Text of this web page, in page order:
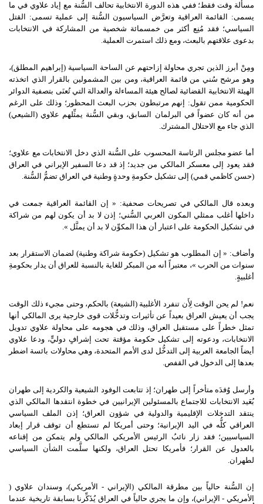
مسألة وقت فقط؛ ففي هذه الدورة الانتخابية تحالف السُّنة مع إياد علاوي في ما
يسمى: القائمة العراقية وتعرَّض السياسيون السُّنة إلى عملية تسمى: القتل
السياسي؛ فقد مُنِع أكثر من خمسمائة شخصية من المشاركة في الانتخابات
بدعوى علاقتهم بالبعث، ومع ذلك استمرت العملية.
ومِنْ أبرز الذين تجري محاولة إزاحتهم عن الساحة السياسية (إبراهيم المطلق)،
وهو مرشح سُني من قائمة العراقية، ومن بين المشمولين بالقرار الذي اتخذته
الهيئة الانتخابية القضائية لصالح هيئة المساءلة والعدالة التي تُعنَى بتصفية الدوائر
الحكومية ممن تقول: إنهم مرتبطون بحزب البعث المحظور؛ وذلك على الرغم
من أنه كان عضواً في البرلمان السابق، وبقي السُّنة يمثِّلهم علاوي (الشيعي)
الذي جاء مع الاحتلال المشترك.
أما عضو مجلس الرئاسة المحسوب على السُّنة الذي دخل الانتخابات مع علاوي؛
فقد يعود إلى معسكر المالكي من جديد؛ إذ قد دعا السفير الإيراني في العراق
(حسن كاظمي قمي) إلى تشكيل حكومةِ وحدةٍ وطنية في العراق تضمُّ السُّنة.
وبعده قال المالكي في تصريحات صحفية: « إن القائمة العراقية جمعت في
داخلها أغلب ممثلي المكون العربي السُّني؛ إذن لا بد أن يكون لهم من شراكة
في تشكيل الحكومة على اعتبار أن هذا المكوِّن لا بد أن يمثَّل ».
وأضاف: « إن المطلوب هو تشكيل (حكومة شراكة وطنية) لضمان الاستقرار بعد
سنوات من الحرب »، معتبراً أنه من المبكر للغاية بالنسبة للعراق أن يدار بحكومةِ
أغلبيةٍ.
نعم! لم يحن الوقت لِأَن تنفرد الأغلبية (الشيعة) بالحكم، وحتى مجيء ذلك الوقت
يجب أن يعيش العراق بعيداً عن تأثيرات وتدخُّلات قوى خارجية يرى المالكي أنها
تمثل خطراً على مستقبل العراق، وذلك في هجومه على محاولة علاوي تدويل
الانتخابات، ودعوته إلى تشكيل حكومة مؤقتة تحت إشرافٍ دوليٍّ، ودعا علاوي
أيضاً الجامعة العربية إلى التدخُّل لدى الأمم المتحدة، وهي محاولات بائسة اضطر
بعدها إلى الدخول في القفص.
وأرسل وُفدَه متأخراً إلى طهران؛ إذ تتابعت الوفود الشيعية والكردية إلى طهران
بُعَيد الانتخابات للاجتماع بالمسئولين الإيرانيين في خطوة انتقدها المالكي الذي
ينتقد التدخلات الإقليمية والدولية في شؤون العراق؛ إذن الملف السياسي
العراقي كلُّه في اليد الإيرانية؛ وحتى أمريكا لم تستطع أن توقف قرار إبعاد
السياسيين؛ فقد زار نائبُ الرئيس الأمريكي المالكي ولم يتمكن من إقناعه
بالعدول عن القرار؛ فأمريكا تحتل العراق، ولكنها سلَّمت الشأن السياسي
لطهران.
إن السُّنة حالياً بين مطرقة المالكي (الإيراني - الأمريكي)، وسندان علاوي (
الأمريكي - الإيراني)، وإن ما يجري حالياً في العراق يُذَكِّرنا بسابقة تاريخية عندما